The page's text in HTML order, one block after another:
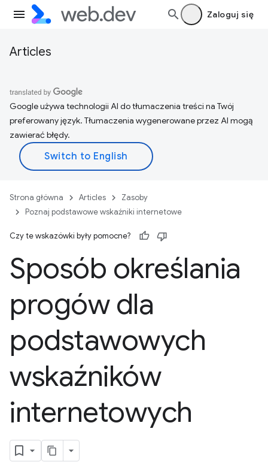
Zaloguj się
Articles
Google używa technologii AI do tłumaczenia treści na Twój
preferowany język. Tłumaczenia wygenerowane przez AI mogą
zawierać błędy.
Strona główna Articles
Zasoby
Poznaj podstawowe wskaźniki internetowe
Czy te wskazówki były pomocne?
Sposób określania
progów dla
podstawowych
wskaźników
internetowych